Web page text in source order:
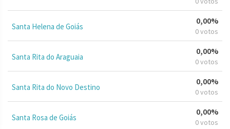
Santa Helena de Goiás
0,00%
0 votos
Santa Rita do Araguaia
0,00%
0 votos
Santa Rita do Novo Destino
0,00%
0 votos
Santa Rosa de Goiás
0,00%
0 votos